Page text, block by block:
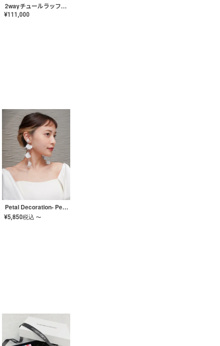
2wayチュールラッフルドレス〈PD-WDOR-341〉
¥111,000
Petal Decoration- Pearl【JA-COER-3】
¥5,850税込 〜